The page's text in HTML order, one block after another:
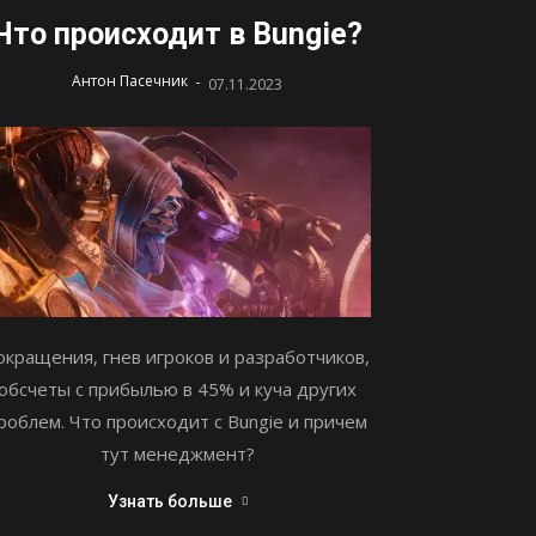
происходит в Bungie?
Антон Пасечник - 07.11.2023
гнев игроков и разработчиков,
с прибылью в 45% и куча других
Что происходит с Bungie и причем
тут менеджмент?
Узнать больше